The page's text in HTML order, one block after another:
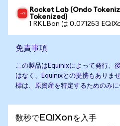
Rocket Lab (Ondo
Tokenized)
1 RKLBon は 0.071253
免責事項
この製品はEquinixによって発行、
はなく、Equinixとの提携もありま
標は、原資産を特定するためのみに
数秒でEQIXonを入手